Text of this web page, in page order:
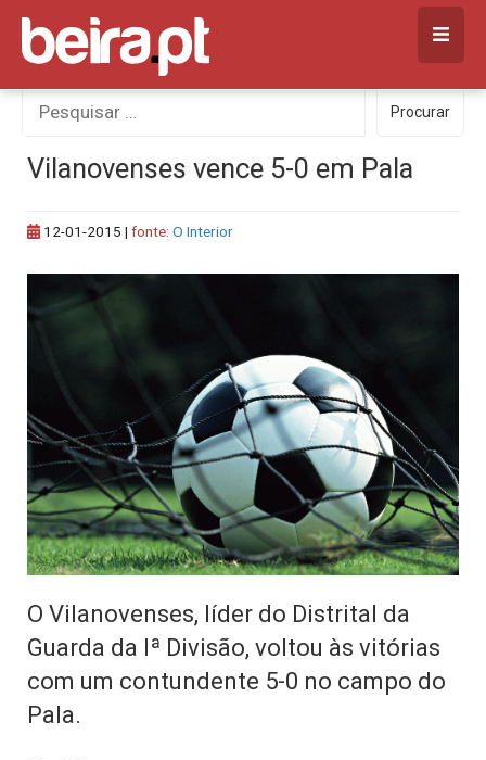
Skip
content
Procurar
por:
Procurar
Vilanovenses vence 5-0 em Pala
12-01-2015 | fonte: O Interior
O Vilanovenses, líder do Distrital da
Guarda da Iª Divisão, voltou às vitórias
com um contundente 5-0 no campo do
Pala.